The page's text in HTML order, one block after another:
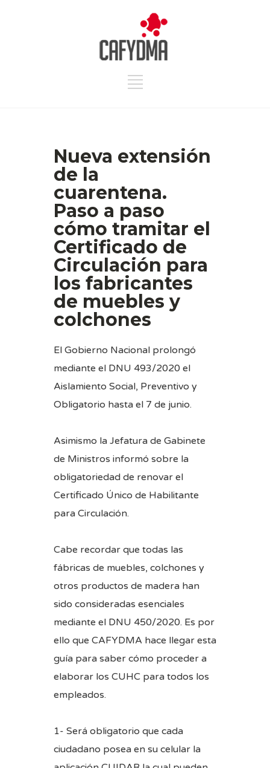
Nueva extensión
de la
cuarentena.
Paso a paso
cómo tramitar el
Certificado de
Circulación para
los fabricantes
de muebles y
colchones
El Gobierno Nacional prolongó
mediante el DNU 493/2020 el
Aislamiento Social, Preventivo y
Obligatorio hasta el 7 de junio.
Asimismo la Jefatura de Gabinete
de Ministros informó sobre la
obligatoriedad de renovar el
Certificado Único de Habilitante
para Circulación.
Cabe recordar que todas las
fábricas de muebles, colchones y
otros productos de madera han
sido consideradas esenciales
mediante el DNU 450/2020. Es por
ello que CAFYDMA hace llegar esta
guía para saber cómo proceder a
elaborar los CUHC para todos los
empleados.
1- Será obligatorio que cada
ciudadano posea en su celular la